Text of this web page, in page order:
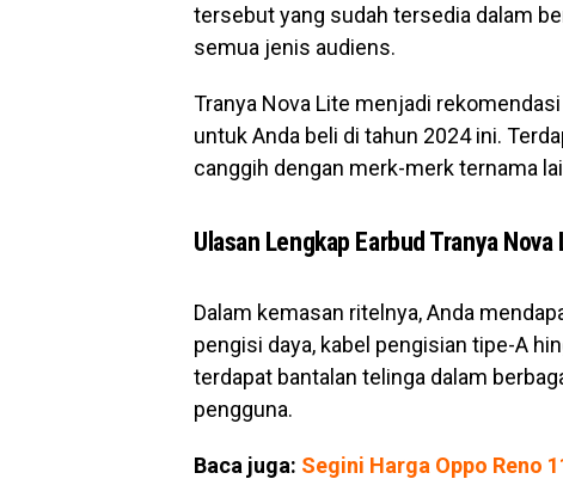
tersebut yang sudah tersedia dalam
semua jenis audiens.
Tranya Nova Lite menjadi
untuk Anda beli di tahun 2024 ini.
canggih dengan merk-merk ternama
Ulasan Lengkap Earbud Tranya Nova
Dalam kemasan ritelnya, Anda
pengisi daya, kabel pengisian tipe-A
terdapat bantalan telinga dalam
pengguna.
Baca juga: Segini Harga Oppo Reno